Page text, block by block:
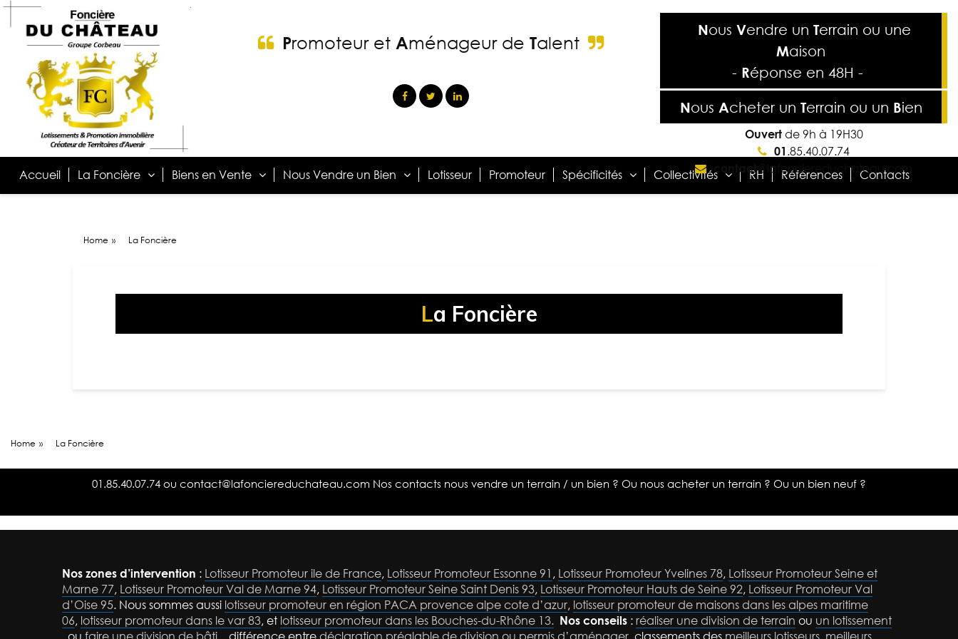
Promoteuret AménageurdeTalent
Nous Vendre un Terrain ou une
Maison
- Réponse en 48H -
Nous Acheterun Terrain ou un Bien
Ouvertde 9h à 19H30
01 .85.40.07.74
contact@lafonciereduchateau.com
Accueil La Foncière Biens en Vente Nous Vendre un Bien Lotisseur Promoteur Spécificités Collectivités RH Références Contacts
Home » La Foncière
La Foncière
Home » La Foncière
01.85.40.07.74 ou contact@lafonciereduchateau.com Nos contacts nous vendre un terrain / un bien ? Ou nous acheter un terrain ? Ou un bien neuf ?
Nos zones d’intervention : Lotisseur Promoteur ile de France, Lotisseur Promoteur Essonne 91 , Lotisseur Promoteur Yvelines 78, Lotisseur Promoteur Seine et
Marne 77, Lotisseur Promoteur Val de Marne 94, Lotisseur Promoteur Seine Saint Denis 93, Lotisseur Promoteur Hauts de Seine 92, Lotisseur Promoteur Val
d’Oise 95. Nous sommes aussi lotisseur promoteur en région PACA provence alpe cote d’azur, lotisseur promoteur de maisons dans les alpes maritime
06, lotisseur promoteur dans le var 83, et lotisseur promoteur dans les Bouches-du-Rhône 13. Nos conseils : réaliser une division de terrain ou un lotissement
, ou faire une division de bâti , différence entre déclaration préalable de division ou permis d’aménager ,classements des meilleurs lotisseurs meilleurs